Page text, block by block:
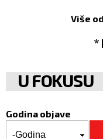
Više
*
U FOKUSU
Godina objave